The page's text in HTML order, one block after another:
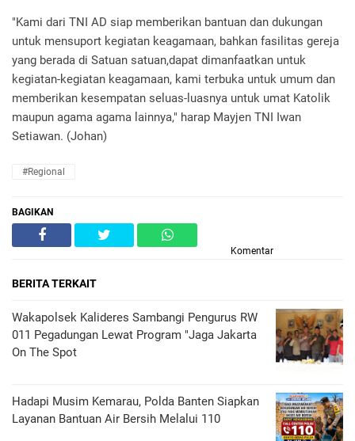
"Kami dari TNI AD siap memberikan bantuan dan dukungan
untuk mensuport kegiatan keagamaan, bahkan fasilitas gereja
yang berada di Satuan satuan,dapat dimanfaatkan untuk
kegiatan-kegiatan keagamaan, kami terbuka untuk umum dan
memberikan kesempatan seluas-luasnya untuk umat Katolik
maupun agama agama lainnya," harap Mayjen TNI Iwan
Setiawan. (Johan)
#Regional
BAGIKAN
Komentar
BERITA TERKAIT
Wakapolsek Kalideres Sambangi Pengurus RW
011 Pegadungan Lewat Program "Jaga Jakarta
On The Spot
Hadapi Musim Kemarau, Polda Banten Siapkan
Layanan Bantuan Air Bersih Melalui 110